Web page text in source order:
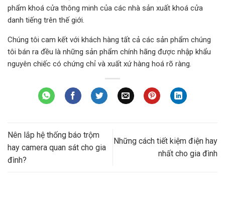
phẩm khoá cửa thông minh của các nhà sản xuất khoá cửa
danh tiếng trên thế giới.
Chúng tôi cam kết với khách hàng tất cả các sản phẩm chúng
tôi bán ra đều là những sản phẩm chính hãng được nhập khẩu
nguyên chiếc có chứng chỉ và xuất xứ hàng hoá rõ ràng.
Nên lắp hệ thống báo trộm
hay camera quan sát cho gia
đình?
Những cách tiết kiệm điện hay
nhất cho gia đình